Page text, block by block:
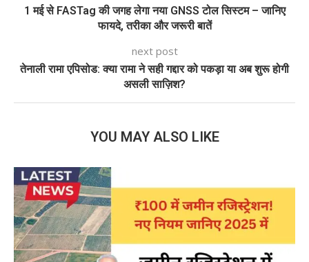
1 मई से FASTag की जगह लेगा नया GNSS टोल सिस्टम – जानिए
फायदे, तरीका और जरूरी बातें
next post
तेनाली रामा एपिसोड: क्या रामा ने सही गद्दार को पकड़ा या अब शुरू होगी
असली साज़िश?
YOU MAY ALSO LIKE